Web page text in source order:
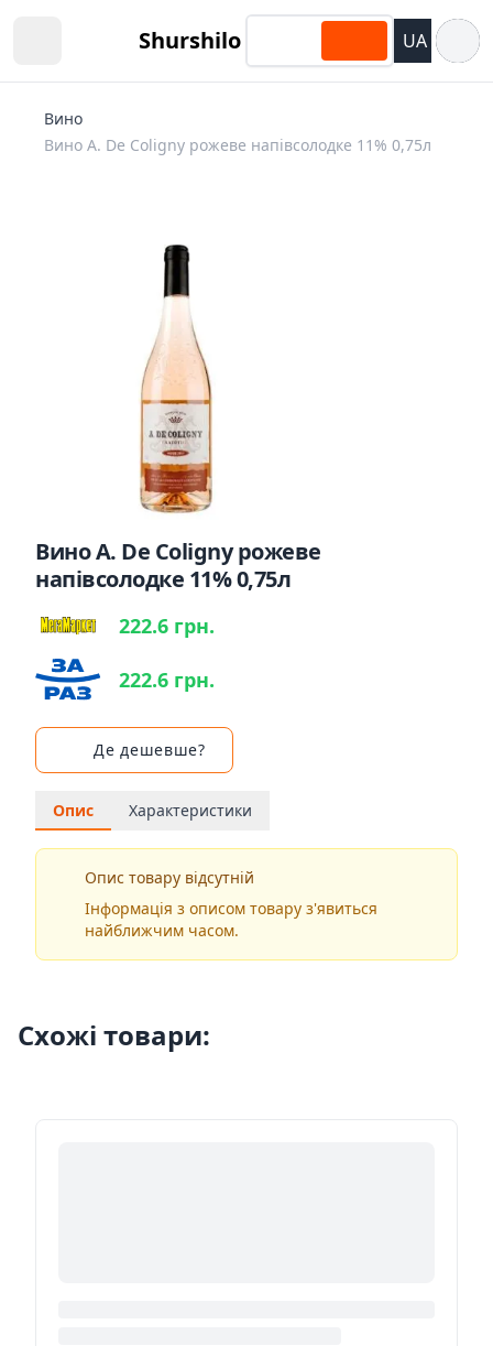
Shurshilo UA
Вино
Вино A. De Coligny рожеве напівсолодке 11% 0,75л
Вино A. De Coligny рожеве
напівсолодке 11% 0,75л
222.6 грн.
222.6 грн.
Де дешевше?
Опис Характеристики
Опис товару відсутній
Інформація з описом товару з'явиться
найближчим часом.
Схожі товари: